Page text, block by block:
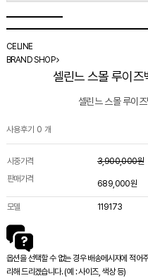
CELINE
BRAND SHOP
셀린느 스몰 루이
셀린느 스몰 루이
사용후기 0 개
시중가격
3,900,000원
판매가격
689,000원
모델 119173
옵션을 선택할 수 없는 경우 배송메시지에 적어
리해 드리겠습니다. (예 : 사이즈, 색상 등)